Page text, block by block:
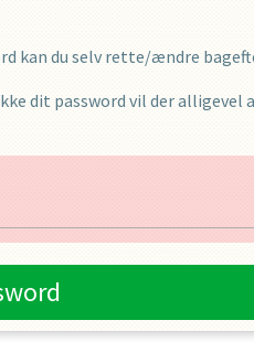
kan du selv rette/ændre
dit password vil der alligevel